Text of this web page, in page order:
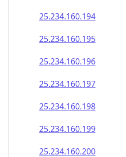
25.234.160.194
25.234.160.195
25.234.160.196
25.234.160.197
25.234.160.198
25.234.160.199
25.234.160.200